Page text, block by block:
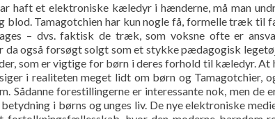
haft et elektroniske kæledyr i hænderne, må man
blod. Tamagotchien har kun nogle få, formelle træk til
– dvs. faktisk de træk, som voksne ofte er
da også forsøgt solgt som et stykke pædagogisk
som er vigtige for børn i deres forhold til kæledyr.
i realiteten meget lidt om børn og Tamagotchier,
Sådanne forestillingerne er interessante nok, men
i børns og unges liv. De nye elektroniske